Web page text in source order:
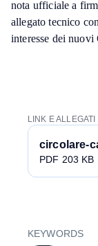
nota ufficiale a
allegato tecnico
interesse dei
LINK E ALLEGATI
circolare-
PDF 203 KB
KEYWORDS